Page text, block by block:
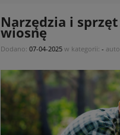
Narzędzia i
wiosnę
Dodano: 07-04-2025 w kategorii: -